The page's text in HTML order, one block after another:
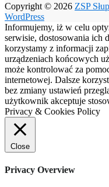
Copyright © 2026 ZSP
WordPress
Informujemy, iż w celu
serwisie, dostosowania ich
korzystamy z informacji
urządzeniach końcowych
może kontrolować za
internetowej. Dalsze
bez zmiany ustawień
użytkownik akceptuje
Privacy & Cookies Policy
Close
Privacy Overview